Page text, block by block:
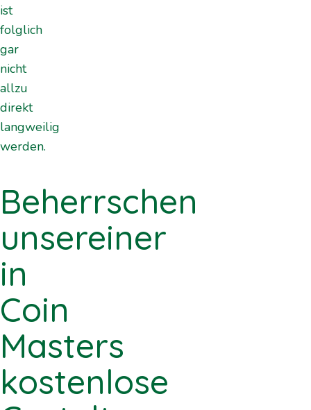
ist
folglich
gar
nicht
allzu
direkt
langweilig
werden.
Beherrschen
unsereiner
in
Coin
Masters
kostenlose